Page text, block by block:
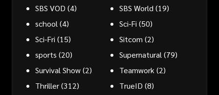
SBS VOD (4) SBS World (19)
school (4) Sci-Fi (50)
Sci-Fri (15) Sitcom (2)
sports (20) Supernatural (79)
Survival Show(2) Teamwork (2)
Thriller(312) TrueID (8)